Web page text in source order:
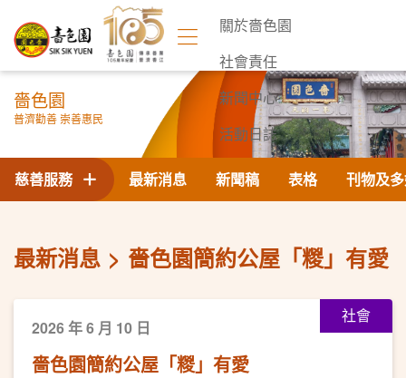
關於嗇色園
社會責任
新聞中心
活動日誌
聯絡我們
嗇色園
普濟勸善 崇善惠民
最新消息 新聞稿 表格 刊物及
慈善服務
最新消息 嗇色園簡約公屋「糉」有愛
社會
2026 年 6 月 10 日
嗇色園簡約公屋「糉」有愛